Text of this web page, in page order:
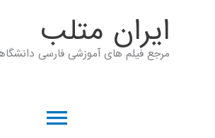
ايران متلب
مرجع فیلم های آموزشی فارسی
فهرست